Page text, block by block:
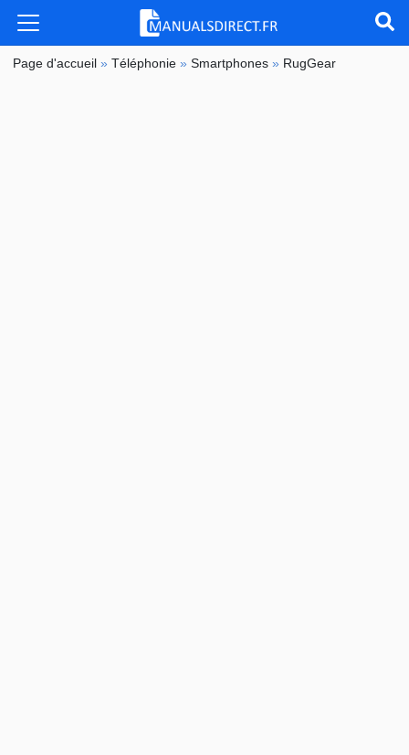
Page d'accueil »Téléphonie »Smartphones » RugGear